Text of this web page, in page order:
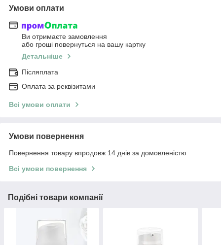
Умови оплати
Ви отримаєте замовлення
або гроші повернуться на вашу картку
Детальніше
Післяплата
Оплата за реквізитами
Всі умови оплати
Умови повернення
Повернення товару впродовж 14 днів за домовленістю
Всі умови повернення
Подібні товари компанії